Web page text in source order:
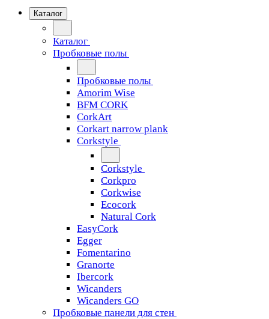
Каталог
Каталог
Пробковые полы
Пробковые полы
Amorim Wise
BFM CORK
CorkArt
Corkart narrow plank
Corkstyle
Corkstyle
Corkpro
Corkwise
Ecocork
Natural Cork
EasyCork
Egger
Fomentarino
Granorte
Ibercork
Wicanders
Wicanders GO
Пробковые панели для стен